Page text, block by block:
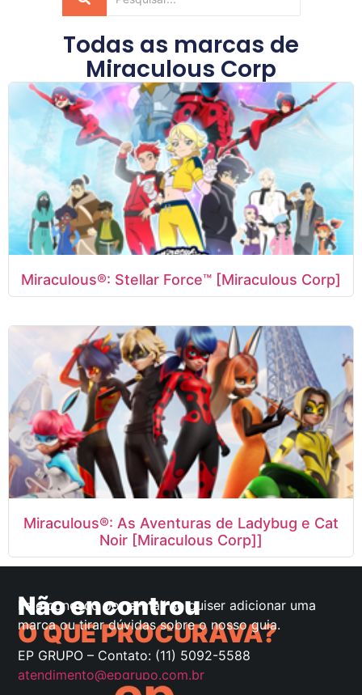
Todas as marcas de
Miraculous Corp
Miraculous®: Stellar Force™ [Miraculous Corp]
Miraculous®: As Aventuras de Ladybug e Cat
Noir [Miraculous Corp]]
Não encontrou
O QUE PROCURAVA?
Fale conosco por e-mail se quiser adicionar uma
marca ou tirar dúvidas sobre o nosso guia.
EP GRUPO – Contato: (11) 5092-5588
atendimento@epgrupo.com.br